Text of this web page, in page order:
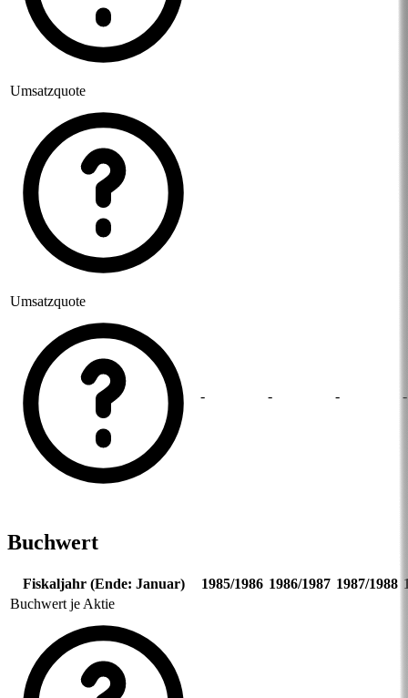
Umsatzquote
Umsatzquote
- - - -
Buchwert
Fiskaljahr (Ende: Januar) 1985/1986 1986/1987 1987/1988
Buchwert je Aktie